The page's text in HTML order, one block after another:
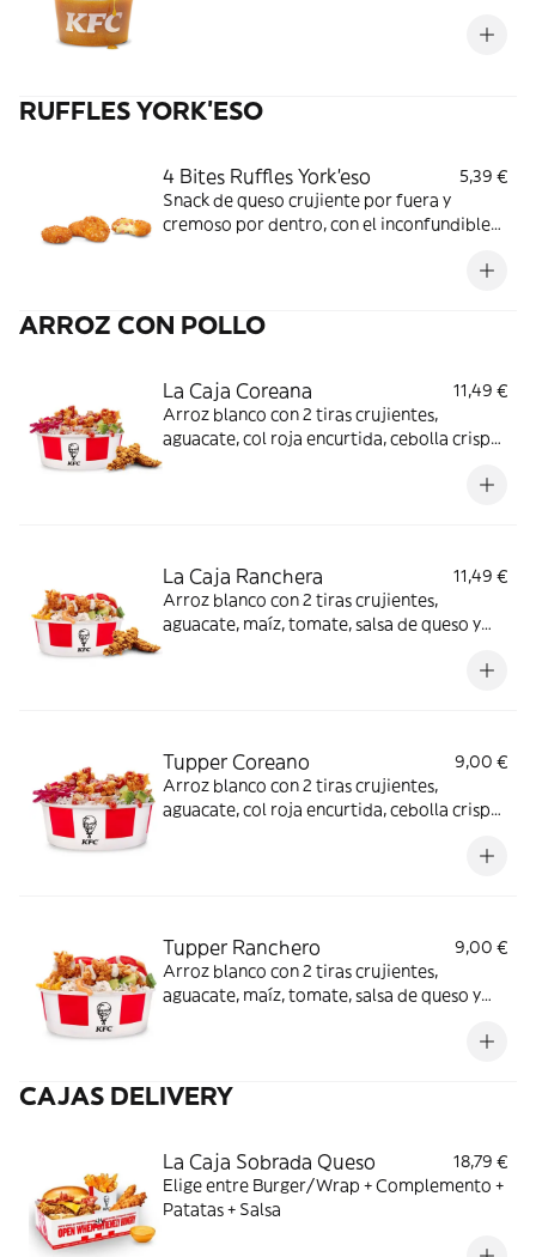
RUFFLES YORK'ESO
4 Bites Ruffles York'eso
5,39 €
Snack de queso crujiente por fuera y
cremoso por dentro, con el inconfundible
ARROZ CON POLLO
La Caja Coreana
11,49 €
Arroz blanco con 2 tiras crujientes,
aguacate, col roja encurtida, cebolla crispy
La Caja Ranchera
11,49 €
Arroz blanco con 2 tiras crujientes,
aguacate, maíz, tomate, salsa de queso y
Tupper Coreano
9,00 €
Arroz blanco con 2 tiras crujientes,
aguacate, col roja encurtida, cebolla crispy
Tupper Ranchero
9,00 €
Arroz blanco con 2 tiras crujientes,
aguacate, maíz, tomate, salsa de queso y
CAJAS DELIVERY
La Caja Sobrada Queso
18,79 €
Elige entre Burger/Wrap + Complemento +
Patatas + Salsa